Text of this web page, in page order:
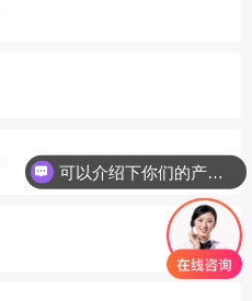
可以介绍下你们的产品么